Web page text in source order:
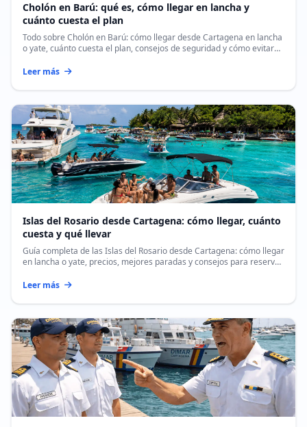
Cholón en Barú: qué es, cómo llegar en lancha y
cuánto cuesta el plan
Todo sobre Cholón en Barú: cómo llegar desde Cartagena en lancha
o yate, cuánto cuesta el plan, consejos de seguridad y cómo evitar
Leer más
Islas del Rosario desde Cartagena: cómo llegar, cuánto
cuesta y qué llevar
Guía completa de las Islas del Rosario desde Cartagena: cómo llegar
en lancha o yate, precios, mejores paradas y consejos para reservar
Leer más